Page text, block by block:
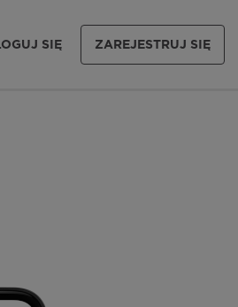
SIĘ ZAREJESTRUJ SIĘ